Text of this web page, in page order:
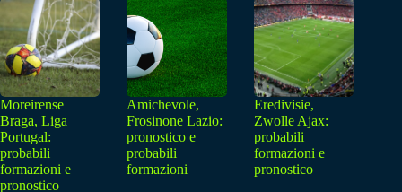
Moreirense
Braga, Liga
Portugal:
probabili
formazioni e
pronostico
Amichevole,
Frosinone Lazio:
pronostico e
probabili
formazioni
Eredivisie,
Zwolle Ajax:
probabili
formazioni e
pronostico